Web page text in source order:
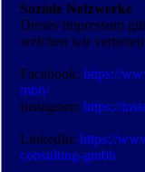
Soziale Netzwerke
Dieses Impressum
welchen wir
Facebook:https://
mbh/
Instagram:https://
LinkedIn:https://
consulting-gmbh